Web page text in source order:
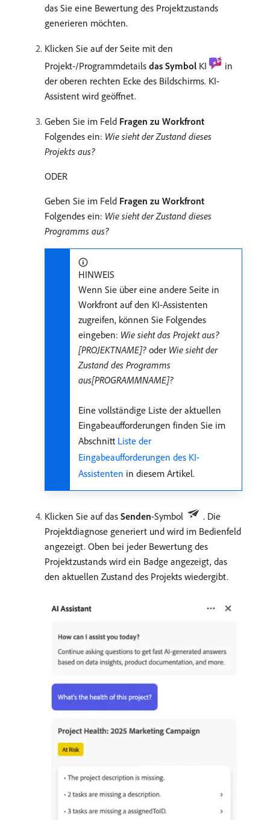
das Sie eine Bewertung des Projektzustands
generieren möchten.
Klicken Sie auf der Seite mit den
Projekt-/Programmdetails das Symbol KI
in
der oberen rechten Ecke des Bildschirms. KI-
Assistent wird geöffnet.
Geben Sie im Feld Fragen zu Workfront
Folgendes ein: Wie sieht der Zustand dieses
Projekts aus?
ODER
Geben Sie im Feld Fragen zu Workfront
Folgendes ein: Wie sieht der Zustand dieses
Programms aus?
HINWEIS
Wenn Sie über eine andere Seite in
Workfront auf den KI-Assistenten
zugreifen, können Sie Folgendes
eingeben: Wie sieht das Projekt aus?
[PROJEKTNAME]? oder Wie sieht der
Zustand des Programms
aus[PROGRAMMNAME]?
Eine vollständige Liste der aktuellen
Eingabeaufforderungen finden Sie im
Abschnitt Liste der
Eingabeaufforderungen des KI-
Assistenten in diesem Artikel.
Klicken Sie auf das Senden-Symbol
. Die
Projektdiagnose generiert und wird im Bedienfeld
angezeigt. Oben bei jeder Bewertung des
Projektzustands wird ein Badge angezeigt, das
den aktuellen Zustand des Projekts wiedergibt.